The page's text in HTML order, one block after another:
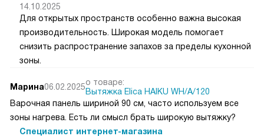
14.10.2025
Для открытых пространств особенно важна высокая
производительность. Широкая модель помогает
снизить распространение запахов за пределы кухонной
зоны.
Марина06.02.2025о товаре:
Вытяжка Elica HAIKU WH/A/120
Варочная панель шириной 90 см, часто используем все
зоны нагрева. Есть ли смысл брать широкую вытяжку?
Специалист интернет-магазина